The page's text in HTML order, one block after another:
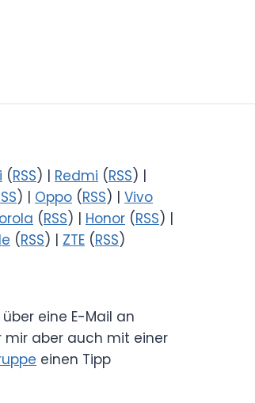
(RSS) | Redmi (RSS) |
) | Oppo (RSS) | Vivo
(RSS) | Honor (RSS) |
(RSS) | ZTE (RSS)
eine E-Mail an
mir aber auch mit einer
einen Tipp